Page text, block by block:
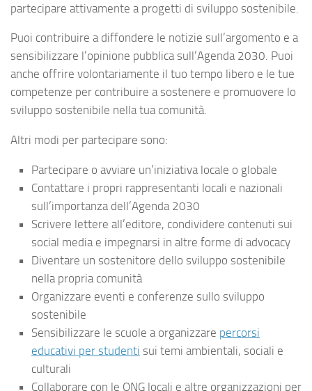
partecipare attivamente a progetti di sviluppo sostenibile.
Puoi contribuire a diffondere le notizie sull’argomento e a
sensibilizzare l’opinione pubblica sull’Agenda 2030. Puoi
anche offrire volontariamente il tuo tempo libero e le tue
competenze per contribuire a sostenere e promuovere lo
sviluppo sostenibile nella tua comunità.
Altri modi per partecipare sono:
Partecipare o avviare un’iniziativa locale o globale
Contattare i propri rappresentanti locali e nazionali
sull’importanza dell’Agenda 2030
Scrivere lettere all’editore, condividere contenuti sui
social media e impegnarsi in altre forme di advocacy
Diventare un sostenitore dello sviluppo sostenibile
nella propria comunità
Organizzare eventi e conferenze sullo sviluppo
sostenibile
Sensibilizzare le scuole a organizzare percorsi
educativi per studenti sui temi ambientali, sociali e
culturali
Collaborare con le ONG locali e altre organizzazioni per